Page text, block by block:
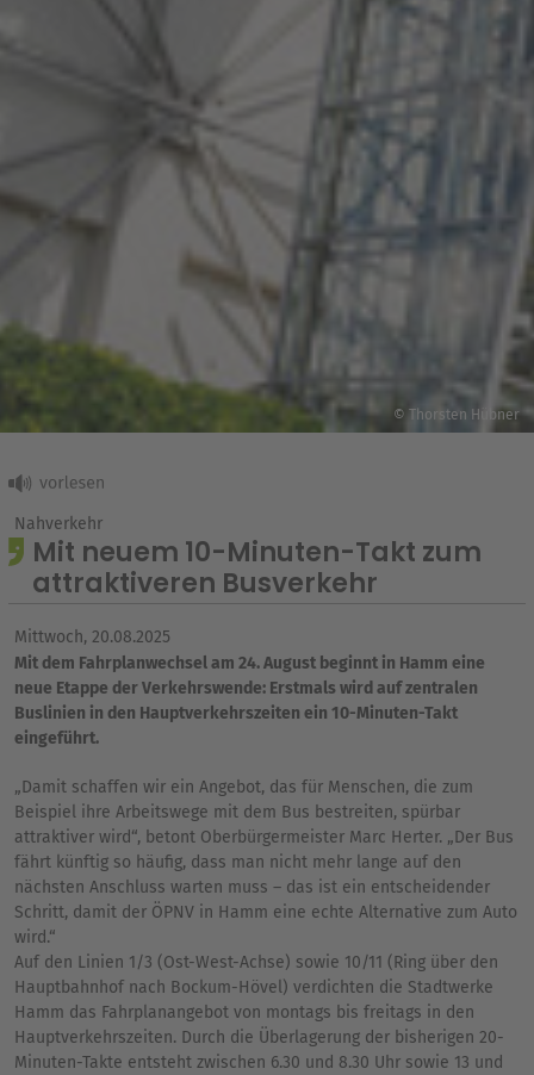
© Thorsten Hübner
Nahverkehr
Mit neuem 10-Minuten-Takt zum
attraktiveren Busverkehr
Mittwoch, 20.08.2025
Mit dem Fahrplanwechsel am 24. August beginnt in Hamm eine
neue Etappe der Verkehrswende: Erstmals wird auf zentralen
Buslinien in den Hauptverkehrszeiten ein 10-Minuten-Takt
eingeführt.
„Damit schaffen wir ein Angebot, das für Menschen, die zum
Beispiel ihre Arbeitswege mit dem Bus bestreiten, spürbar
attraktiver wird“, betont Oberbürgermeister Marc Herter. „Der Bus
fährt künftig so häufig, dass man nicht mehr lange auf den
nächsten Anschluss warten muss – das ist ein entscheidender
Schritt, damit der ÖPNV in Hamm eine echte Alternative zum Auto
wird.“
Auf den Linien 1/3 (Ost-West-Achse) sowie 10/11 (Ring über den
Hauptbahnhof nach Bockum-Hövel) verdichten die Stadtwerke
Hamm das Fahrplanangebot von montags bis freitags in den
Hauptverkehrszeiten. Durch die Überlagerung der bisherigen 20-
Minuten-Takte entsteht zwischen 6.30 und 8.30 Uhr sowie 13 und